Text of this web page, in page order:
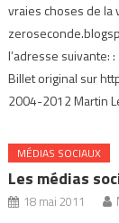
vraies choses de la
l’adresse suivante:
Billet original sur
2004-2012 Martin
MÉDIAS SOCIAUX
Les médias
18 mai 2011